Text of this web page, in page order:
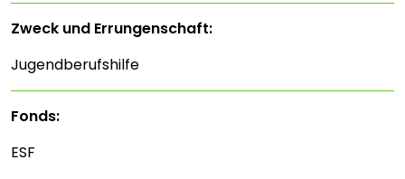
Zweck und Errungenschaft:
Jugendberufshilfe
Fonds:
ESF